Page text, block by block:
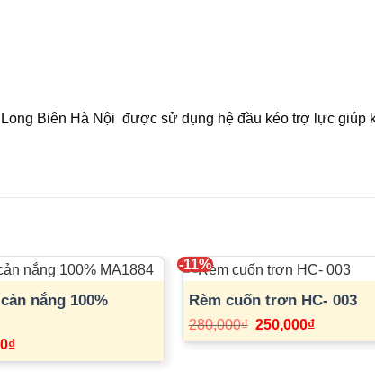
Biên Hà Nội được sử dụng hệ đầu kéo trợ lực giúp
nắng 100%
₫Giá
-11%
Rèm cuốn trơn HC- 003
280,000₫ Giá
250,000₫Giá